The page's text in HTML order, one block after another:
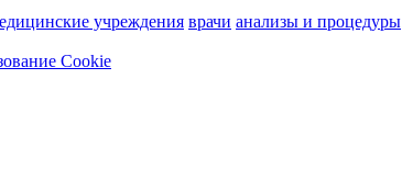
учреждения врачи анализы и процедуры
Cookie